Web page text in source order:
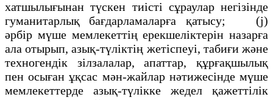
хатшылығынан түскен тиісті сұраулар негізінде
гуманитарлық бағдарламаларға қатысу; (j)
әрбір мүше мемлекеттің ерекшеліктерін назарға
ала отырып, азық-түліктің жетіспеуі, табиғи және
техногендік зілзалалар, апаттар, құрғақшылық
пен осыған ұқсас мән-жайлар нәтижесінде мүше
мемлекеттерде азық-түлікке жедел қажеттілік